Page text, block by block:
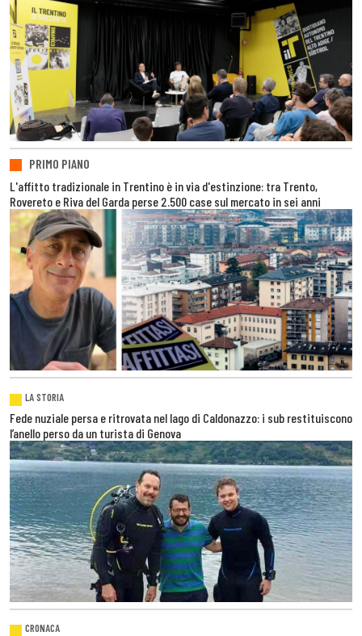
PRIMO PIANO
L'affitto tradizionale in Trentino è in via d'estinzione: tra Trento,
Rovereto e Riva del Garda perse 2.500 case sul mercato in sei anni
LA STORIA
Fede nuziale persa e ritrovata nel lago di Caldonazzo: i sub restituiscono
l’anello perso da un turista di Genova
CRONACA